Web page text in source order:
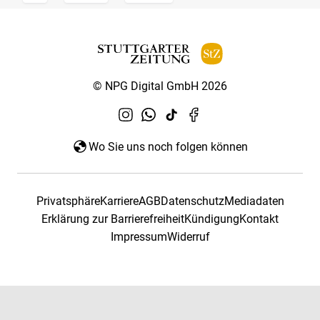
© NPG Digital GmbH 2026
Wo Sie uns noch folgen können
PrivatsphäreKarriereAGBDatenschutzMediadaten
Erklärung zur BarrierefreiheitKündigungKontakt
ImpressumWiderruf